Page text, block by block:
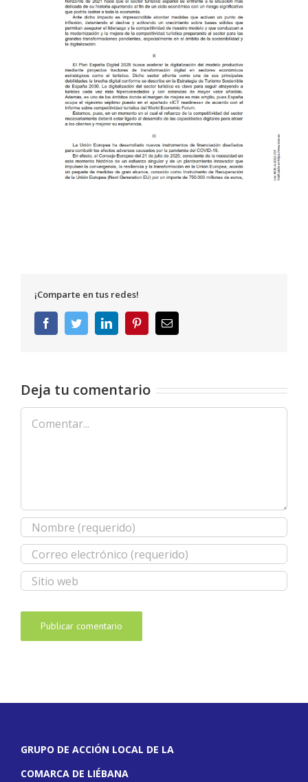
¡Comparte en tus redes!
FacebookTwitterLinkedInPinterestCorreo
electrónico
Deja tu comentario
Comentar
GRUPO DE ACCIÓN LOCAL DE LA
COMARCA DE LIÉBANA